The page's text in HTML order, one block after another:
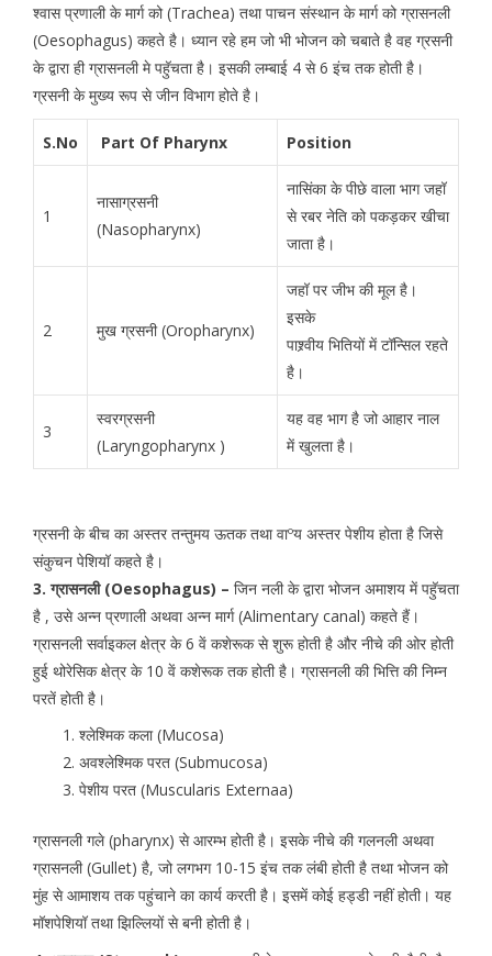
श्वास प्रणाली के मार्ग को (Trachea) तथा पाचन संस्थान के मार्ग को ग्रासनली
(Oesophagus) कहते है। ध्यान रहे हम जो भी भोजन को चबाते है वह ग्रसनी
के द्वारा ही ग्रासनली मे पहुॅचता है। इसकी लम्बाई 4 से 6 इंच तक होती है।
ग्रसनी के मुख्य रूप से जीन विभाग होते है।
S.No Part Of Pharynx Position
1
नासाग्रसनी
(Nasopharynx)
नासिंका के पीछे वाला भाग जहॉ
से रबर नेति को पकड़कर खीचा
जाता है।
2 मुख ग्रसनी (Oropharynx)
जहॉ पर जीभ की मूल है।
इसके
पाश्र्वीय भितियों में टॉन्सिल रहते
है।
3
स्वरग्रसनी
(Laryngopharynx )
यह वह भाग है जो आहार नाल
में खुलता है।
ग्रसनी के बीच का अस्तर तन्तुमय ऊतक तथा वाºय अस्तर पेशीय होता है जिसे
संकुचन पेशियॉ कहते है।
3. ग्रासनली (Oesophagus) – जिन नली के द्वारा भोजन अमाशय में पहुॅचता
है , उसे अन्न प्रणाली अथवा अन्न मार्ग (Alimentary canal) कहते हैं।
ग्रासनली सर्वाइकल क्षेत्र के 6 वें कशेरूक से शुरू होती है और नीचे की ओर होती
हुई थोरेसिक क्षेत्र के 10 वें कशेरूक तक होती है। ग्रासनली की भित्ति की निम्न
परतें होती है।
श्लेश्मिक कला (Mucosa)
अवश्लेश्मिक परत (Submucosa)
पेशीय परत (Muscularis Externaa)
ग्रासनली गले (pharynx) से आरम्भ होती है। इसके नीचे की गलनली अथवा
ग्रासनली (Gullet) है, जो लगभग 10-15 इंच तक लंबी होती है तथा भोजन को
मुंह से आमाशय तक पहुंचाने का कार्य करती है। इसमें कोई हड्डी नहीं होती। यह
मॉशपेशियॉ तथा झिल्लियों से बनी होती है।